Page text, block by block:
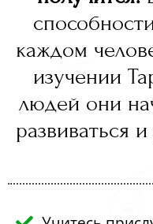
каждом
изучении
людей они
развиваться